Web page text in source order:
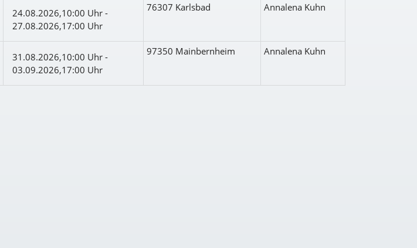
24.08.2026,10:00 Uhr -
27.08.2026,17:00 Uhr
76307 Karlsbad Annalena Kuhn
31.08.2026,10:00 Uhr -
03.09.2026,17:00 Uhr
97350 Mainbernheim Annalena Kuhn